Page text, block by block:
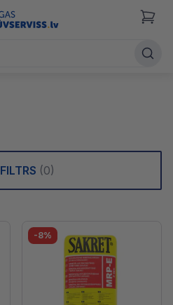
FILTRS (0)
-8%